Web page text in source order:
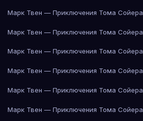
Марк Твен — Приключения Тома Сойера
Марк Твен — Приключения Тома Сойера
Марк Твен — Приключения Тома Сойера
Марк Твен — Приключения Тома Сойера
Марк Твен — Приключения Тома Сойера
Марк Твен — Приключения Тома Сойера